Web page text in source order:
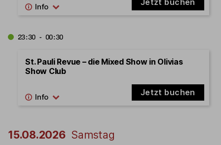
23:30 - 00:30
St. Pauli Revue – die Mixed Show in Olivias
Show Club
Jetzt buchen
15.08.2026 Samstag